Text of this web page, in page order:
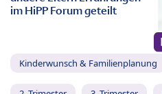
im HiPP Forum geteilt
Kinderwunsch & Familienplanung